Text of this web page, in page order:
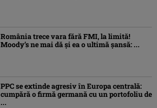
România trece vara fără FMI, la limită!
Moody’s ne mai dă și ea o ultimă șansă: ...
PPC se extinde agresiv în Europa centrală:
cumpără o firmă germană cu un portofoliu de
...